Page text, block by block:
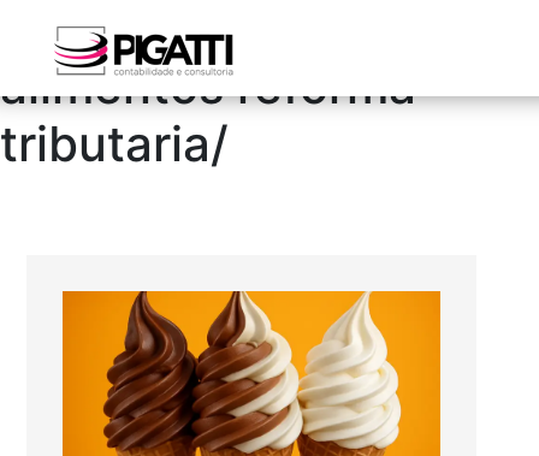
/blog/classificacao de
alimentos reforma
tributaria/